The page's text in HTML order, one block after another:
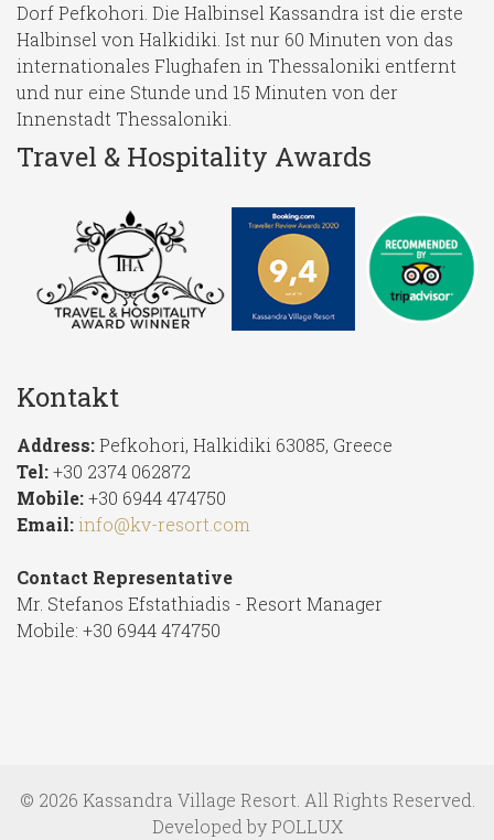
Dorf Pefkohori. Die Halbinsel Kassandra ist die erste
Halbinsel von Halkidiki. Ist nur 60 Minuten von das
internationales Flughafen in Thessaloniki entfernt
und nur eine Stunde und 15 Minuten von der
Innenstadt Thessaloniki.
Travel & Hospitality Awards
Kontakt
Address:Pefkohori, Halkidiki 63085, Greece
Tel:+30 2374 062872
Mobile:+30 6944 474750
Email:info@kv-resort.com
Contact Representative
Mr. Stefanos Efstathiadis - Resort Manager
Mobile: +30 6944 474750
© 2026 Kassandra Village Resort. All Rights Reserved.
Developed byPOLLUX